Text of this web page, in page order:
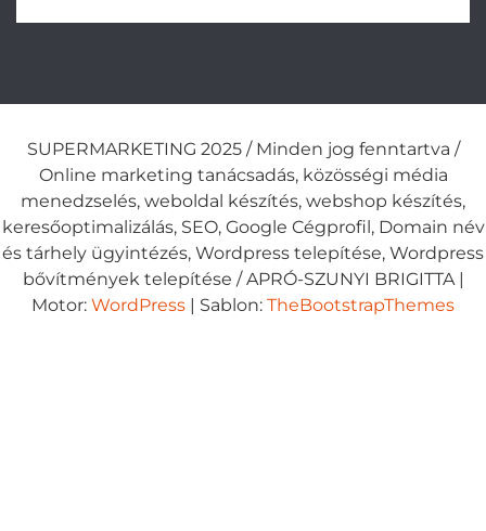
SUPERMARKETING 2025 / Minden jog fenntartva /
Online marketing tanácsadás, közösségi média
menedzselés, weboldal készítés, webshop készítés,
keresőoptimalizálás, SEO, Google Cégprofil, Domain név
és tárhely ügyintézés, Wordpress telepítése, Wordpress
bővítmények telepítése / APRÓ-SZUNYI BRIGITTA|
Motor: WordPress | Sablon: TheBootstrapThemes